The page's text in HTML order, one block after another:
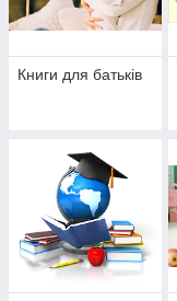
Книги для батьків